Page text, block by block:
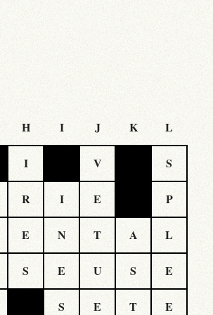
H I J K L
I V S
R I E P
E N T A L
S E U S E
S E T E